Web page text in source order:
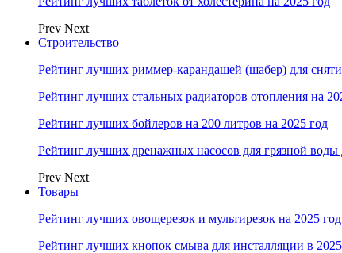
Prev Next
Строительство
Рейтинг лучших риммер-карандашей (шабер) для
Рейтинг лучших стальных радиаторов отопления на
Рейтинг лучших бойлеров на 200 литров на 2025 год
Рейтинг лучших дренажных насосов для грязной воды
Prev Next
Товары
Рейтинг лучших овощерезок и мультирезок на 2025 год
Рейтинг лучших кнопок смыва для инсталляции в